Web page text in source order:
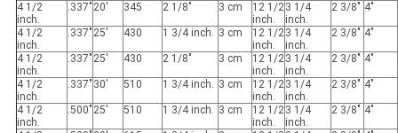
4 1/2
inch.
.337" 20' 345 2 1/8" 3 cm
12 1/2
inch.
3 1/4
inch.
2 3/8" 4"
4 1/2
inch.
.337" 25' 430 1 3/4 inch. 3 cm
12 1/2
inch.
3 1/4
inch.
2 3/8" 4"
4 1/2
inch.
.337" 25' 430 2 1/8" 3 cm
12 1/2
inch.
3 1/4
inch.
2 3/8" 4"
4 1/2
inch.
.337" 30' 510 1 3/4 inch. 3 cm
12 1/2
inch.
3 1/4
inch.
2 3/8" 4"
4 1/2
inch.
.500" 25' 510 1 3/4 inch. 3 cm
12 1/2
inch.
3 1/4
inch.
2 3/8" 4"